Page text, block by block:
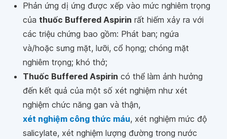
Phản ứng dị ứng được xếp vào mức nghiêm trọng
của thuốc Buffered Aspirin rất hiếm xảy ra với
các triệu chứng bao gồm: Phát ban; ngứa
và/hoặc sưng mặt, lưỡi, cổ họng; chóng mặt
nghiêm trọng; khó thở;
Thuốc Buffered Aspirin có thể làm ảnh hưởng
đến kết quả của một số xét nghiệm như xét
nghiệm chức năng gan và thận,
xét nghiệm công thức máu, xét nghiệm mức độ
salicylate, xét nghiệm lượng đường trong nước